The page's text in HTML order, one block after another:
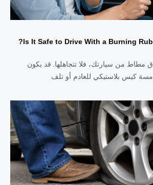
Is It Safe to Drive With a Burning
مطاط من سيارتك، فلا تتجاهلها. قد يكون
كيس بلاستيكي للعادم أو تلف